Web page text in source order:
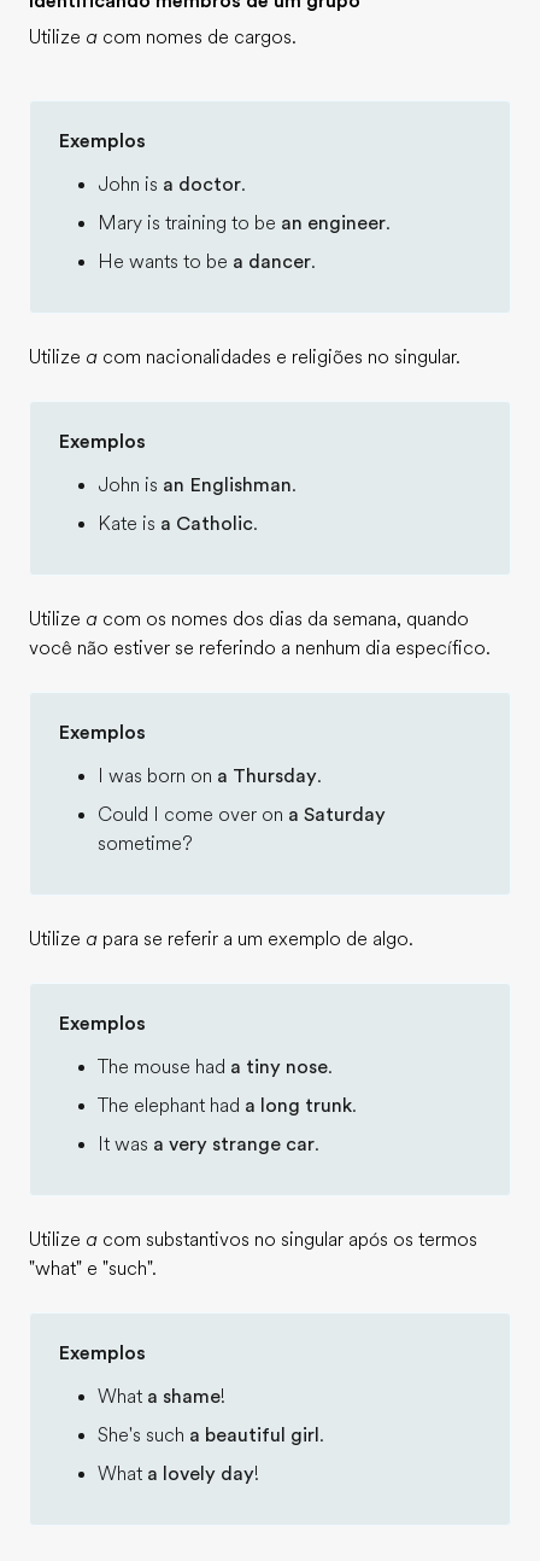
Utilize a com nomes de cargos.
Exemplos
John is a doctor.
Mary is training to be an engineer.
He wants to be a dancer.
Utilize a com nacionalidades e religiões no singular.
Exemplos
John is an Englishman.
Kate is a Catholic.
Utilize a com os nomes dos dias da semana, quando
você não estiver se referindo a nenhum dia específico.
Exemplos
I was born on a Thursday.
Could I come over on a Saturday
sometime?
Utilize a para se referir a um exemplo de algo.
Exemplos
The mouse had a tiny nose.
The elephant had a long trunk.
It was a very strange car.
Utilize a com substantivos no singular após os termos
"what" e "such".
Exemplos
What a shame!
She's such a beautiful girl .
What a lovely day!